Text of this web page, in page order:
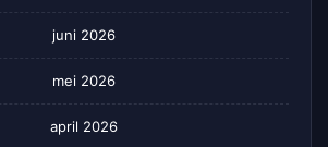
juni 2026
mei 2026
april 2026